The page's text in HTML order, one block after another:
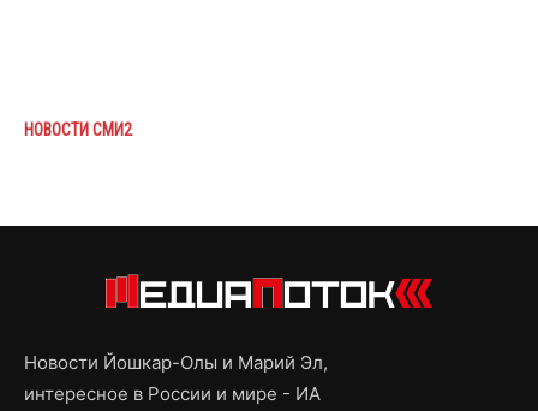
НОВОСТИ СМИ2
Новости Йошкар-Олы и Марий Эл,
интересное в России и мире - ИА